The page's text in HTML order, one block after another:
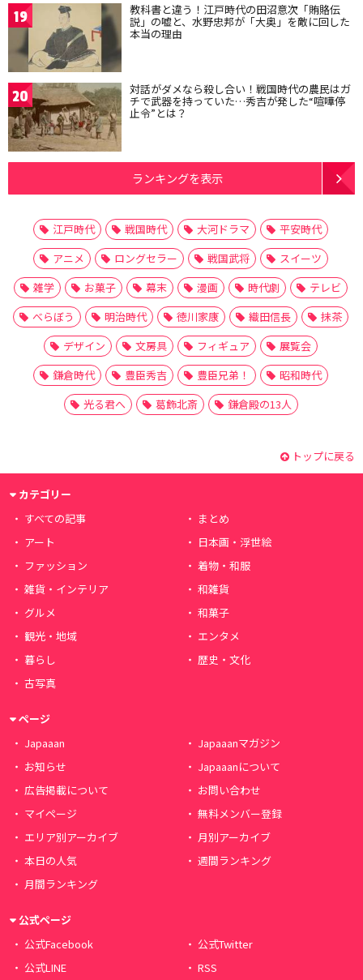
19 教科書と違う！江戸時代の田沼意次「賄賂伝
説」の嘘と、水野忠邦が「大奥」を敵に回した
本当の理由
20 対話がダメなら殺し合い！戦国時代の農民はガ
チで武器を持っていた…秀吉が発した“喧嘩停
止令”とは？
ランキングを表示
江戸時代 戦国時代 大河ドラマ
平安時代
アニメ
ロングセラー 戦国武将
スイーツ
雑学
お菓子 幕末 漫画 時代劇
テレビ
べらぼう
明治時代 徳川家康 織田信長
抹茶
デザイン
文房具 フィギュア
展覧会
鎌倉時代
豊臣秀吉 豊臣兄弟！
昭和時代
光る君へ
葛飾北斎 鎌倉殿の13人
トップに戻る
カテゴリー
すべての記事
まとめ
アート
日本画・浮世絵
ファッション
着物・和服
雑貨・インテリア
和雑貨
グルメ
和菓子
観光・地域
エンタメ
暮らし
歴史・文化
古写真
ページ
Japaaan
Japaaanマガジン
お知らせ
Japaaanについて
広告掲載について
お問い合わせ
マイページ
無料メンバー登録
エリア別アーカイブ
月別アーカイブ
本日の人気
週間ランキング
月間ランキング
公式ページ
公式Facebook
公式Twitter
公式LINE
RSS